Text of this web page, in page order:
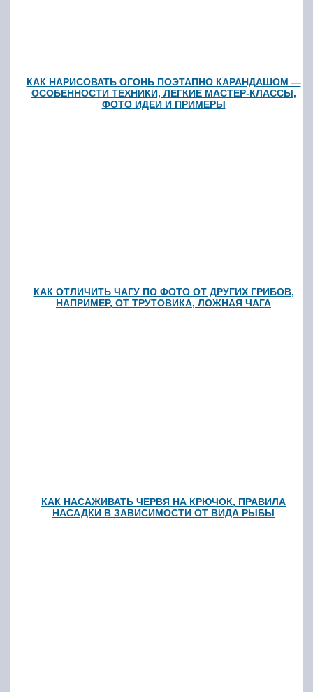
КАК НАРИСОВАТЬ ОГОНЬ ПОЭТАПНО КАРАНДАШОМ —
ОСОБЕННОСТИ ТЕХНИКИ, ЛЕГКИЕ МАСТЕР-КЛАССЫ,
ФОТО ИДЕИ И ПРИМЕРЫ
КАК ОТЛИЧИТЬ ЧАГУ ПО ФОТО ОТ ДРУГИХ ГРИБОВ,
НАПРИМЕР, ОТ ТРУТОВИКА, ЛОЖНАЯ ЧАГА
КАК НАСАЖИВАТЬ ЧЕРВЯ НА КРЮЧОК, ПРАВИЛА
НАСАДКИ В ЗАВИСИМОСТИ ОТ ВИДА РЫБЫ